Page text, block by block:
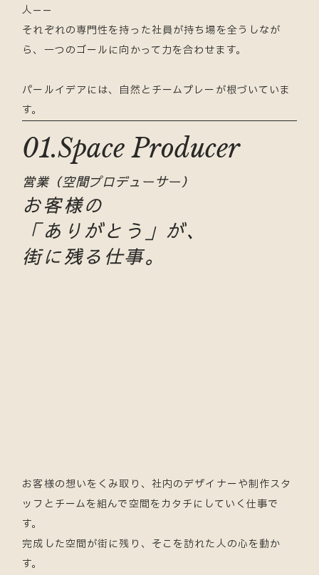
人——
それぞれの専門性を持った社員が持ち場を全うしなが
ら、一つのゴールに向かって力を合わせます。
パールイデアには、自然とチームプレーが根づいていま
す。
01.Space Producer
営業（空間プロデューサー）
お客様の
「ありがとう」が、
街に残る仕事。
お客様の想いをくみ取り、社内のデザイナーや制作スタ
ッフとチームを組んで空間をカタチにしていく仕事で
す。
完成した空間が街に残り、そこを訪れた人の心を動か
す。